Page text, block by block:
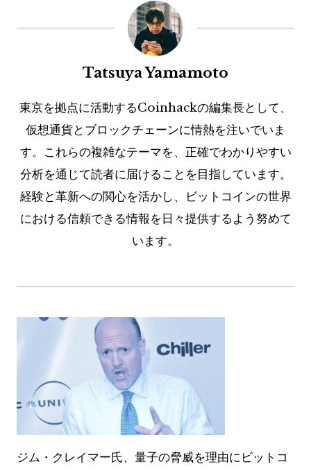
Tatsuya Yamamoto
東京を拠点に活動するCoinhackの編集長として、
仮想通貨とブロックチェーンに情熱を注いでいま
す。これらの複雑なテーマを、正確でわかりやすい
分析を通じて読者に届けることを目指しています。
経験と革新への関心を活かし、ビットコインの世界
における信頼できる情報を日々提供するよう努めて
います。
ジム・クレイマー氏、量子の脅威を理由にビットコ